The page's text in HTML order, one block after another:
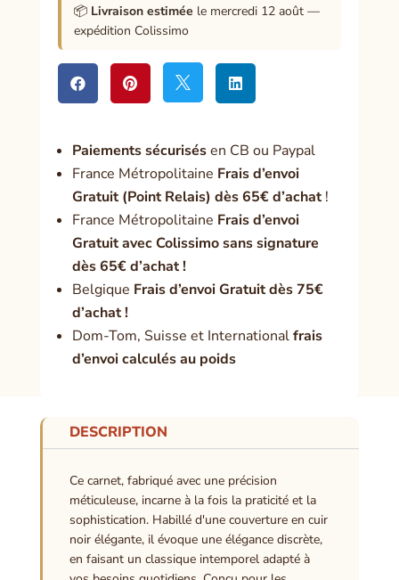
96
pages
-
Noir
📦 Livraison estimée le mercredi 12 août —
expédition Colissimo
   
Paiements sécurisésen CB ou Paypal
France Métropolitaine Frais d’envoi
Gratuit (Point Relais) dès 65€ d’achat!
France Métropolitaine Frais d’envoi
Gratuit avec Colissimo sans signature
dès 65€ d’achat !
Belgique Frais d’envoi Gratuit dès 75€
d’achat !
Dom-Tom, Suisse et Internationalfrais
d’envoi calculés au poids
DESCRIPTION
Ce carnet, fabriqué avec une précision
méticuleuse, incarne à la fois la praticité et la
sophistication. Habillé d'une couverture en cuir
noir élégante, il évoque une élégance discrète,
en faisant un classique intemporel adapté à